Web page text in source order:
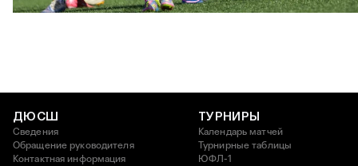
26 АПРЕЛЯ 2026 18:11
ДЮСШ
Сведения
Обращение руководителя
Контактная информация
ТУРНИРЫ
Календарь матчей
Турнирные таблицы
ЮФЛ-1